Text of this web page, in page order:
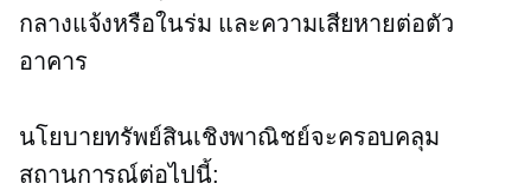
กลางแจ้งหรือในร่ม และความเสียหายต่อตัว
อาคาร
นโยบายทรัพย์สินเชิงพาณิชย์จะครอบคลุม
สถานการณ์ต่อไปนี้: